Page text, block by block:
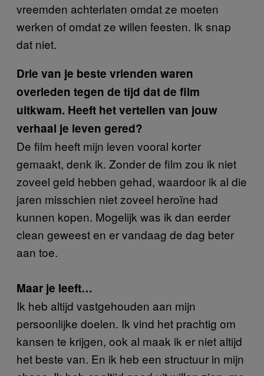
vreemden achterlaten omdat ze moeten
werken of omdat ze willen feesten. Ik snap
dat niet.
Drie van je beste vrienden waren
overleden tegen de tijd dat de film
uitkwam. Heeft het vertellen van jouw
verhaal je leven gered?
De film heeft mijn leven vooral korter
gemaakt, denk ik. Zonder de film zou ik niet
zoveel geld hebben gehad, waardoor ik al die
jaren misschien niet zoveel heroïne had
kunnen kopen. Mogelijk was ik dan eerder
clean geweest en er vandaag de dag beter
aan toe.
Maar je leeft…
Ik heb altijd vastgehouden aan mijn
persoonlijke doelen. Ik vind het prachtig om
kansen te krijgen, ook al maak ik er niet altijd
het beste van. En ik heb een structuur in mijn